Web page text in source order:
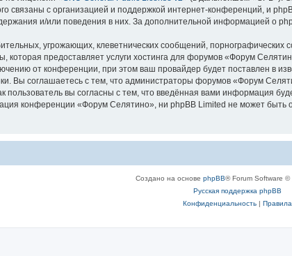
связаны с организацией и поддержкой интернет-конференций, и
и/или поведения в них. За дополнительной информацией о
угрожающих, клеветнических сообщений,
которая предоставляет услуги хостинга для форумов «Форум
от конференции, при этом ваш провайдер будет поставлен в
Вы соглашаетесь с тем, что администраторы форумов «Форум
пользователь вы согласны с тем, что введённая вами информация
конференции «Форум Селятино», ни phpBB Limited не может быть
Создано на основе phpBB® Forum Software ©
Русская поддержка phpBB
Конфиденциальность| Правила